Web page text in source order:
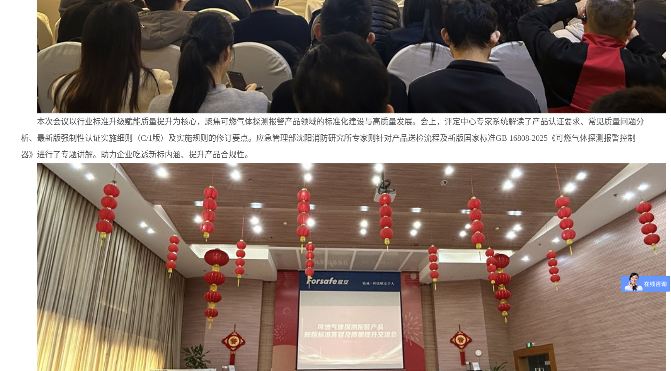
本次会议以行业标准升级赋能质量提升为核心，聚焦可燃气体探测报警产品领域的标准化建设与高质量发展。 会上， 评定中心专家系统解读了产品认证要求、常见质量问题分
析、最新版强制性认证实施细则（C/1版）及实施规则的修订要点。应急管理部沈阳消防研究所专家则针对产品送检流程及新版国家标准GB 16808-2025《可燃气体探测报警控制
器》进行了专题讲解。
助力企业吃透新标内涵、提升产品合规性。